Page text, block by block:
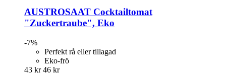
AUSTROSAAT Cocktailtomat
"Zuckertraube", Eko
-7%
Perfekt rå eller tillagad
Eko-frö
43 kr 46 kr